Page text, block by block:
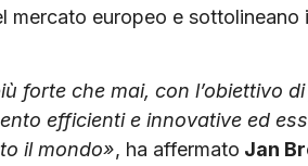
mercato europeo e
forte che mai, con l’obiettivo
efficienti e innovative ed
il mondo», ha affermato Jan